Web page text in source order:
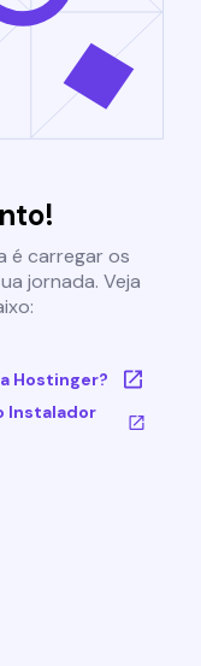
é carregar os
jornada. Veja
Hostinger?
Instalador